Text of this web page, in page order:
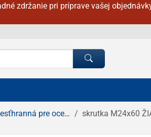
zdržanie pri príprave vašej
oceľové konštrukcie skrutka M24x60